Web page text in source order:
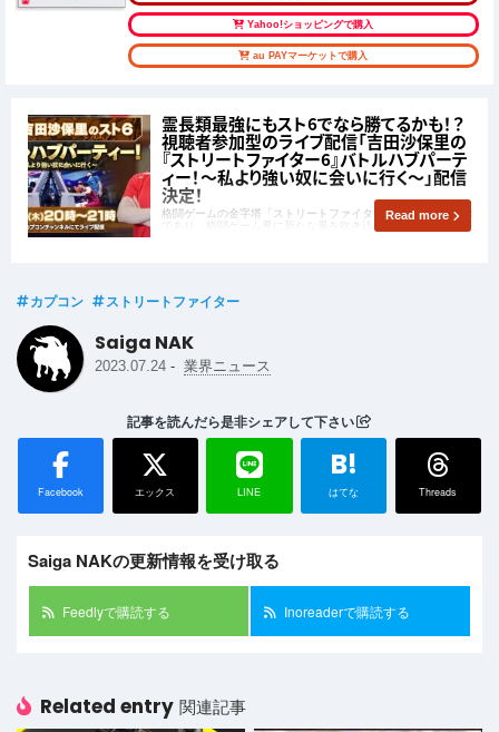
Yahoo!ショッピングで購入
au PAYマーケットで購入
霊長類最強にもスト6でなら勝てるかも！？
視聴者参加型のライブ配信「吉田沙保里の
『ストリートファイター6』バトルハブパーテ
ィー！～私より強い奴に会いに行く～」配信
決定！
格闘ゲームの金字塔「ストリートファイター」シリーズ最新作
であり、格闘ゲーム界に新たな風を吹き込んでいる「ストリー
Read more
カプコン ストリートファイター
Saiga NAK
2023.07.24 - 業界ニュース
記事を読んだら是非シェアして下さい
Facebook エックス LINE
B!
はてな Threads
Saiga NAKの更新情報を受け取る
Feedlyで購読する Inoreaderで購読する
Related entry 関連記事